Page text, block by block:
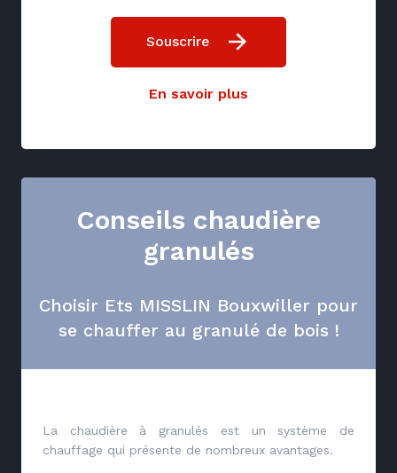
Souscrire
En savoir plus
Conseils chaudière
granulés
Choisir Ets MISSLIN Bouxwiller pour
se chauffer au granulé de bois !
La chaudière à granulés est un système de
chauffage qui présente de nombreux avantages.